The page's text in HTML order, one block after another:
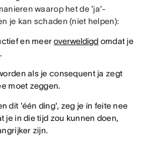
waarop het de 'ja'-
je kan schaden (niet helpen):
en meeroverweldigd omdat je
als je consequent ja zegt
moet zeggen.
dit 'één ding', zeg je in feite nee
je in die tijd zou kunnen doen,
zijn.